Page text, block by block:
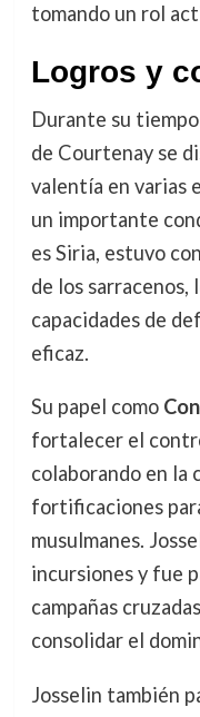
tomando un rol
Logros y
Durante su
de Courtenay se
valentía en varias
un importante
es Siria, estuvo
de los
capacidades de
eficaz.
Su papel como
fortalecer el
colaborando en la
fortificaciones
musulmanes.
incursiones y fue
campañas
consolidar el
Josselin también